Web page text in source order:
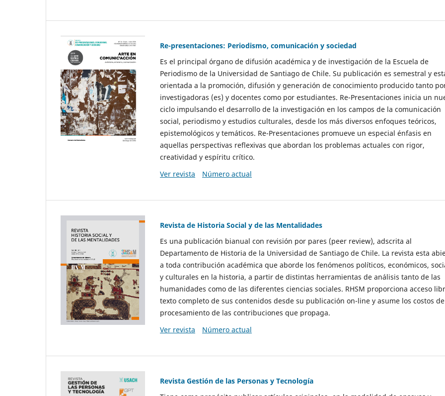
Re-presentaciones: Periodismo, comunicación y sociedad
Es el principal órgano de difusión académica y de investigación de la Escuela de
Periodismo de la Universidad de Santiago de Chile. Su publicación es semestral y
orientada a la promoción, difusión y generación de conocimiento producido tanto
investigadoras (es) y docentes como por estudiantes. Re-Presentaciones inicia un
ciclo impulsando el desarrollo de la investigación en los campos de la comunicación
social, periodismo y estudios culturales, desde los más diversos enfoques teóricos,
epistemológicos y temáticos. Re-Presentaciones promueve un especial énfasis en
aquellas perspectivas reflexivas que abordan los problemas actuales con rigor,
creatividad y espíritu crítico.
Ver revista
Número actual
Revista de Historia Social y de las Mentalidades
Es una publicación bianual con revisión por pares (peer review), adscrita al
Departamento de Historia de la Universidad de Santiago de Chile. La revista esta
a toda contribución académica que aborde los fenómenos políticos, económicos,
y culturales en la historia, a partir de distintas herramientas de análisis tanto de las
humanidades como de las diferentes ciencias sociales. RHSM proporciona acceso
texto completo de sus contenidos desde su publicación on-line y asume los costos de
procesamiento de las contribuciones que propaga.
Ver revista
Número actual
Revista Gestión de las Personas y Tecnología